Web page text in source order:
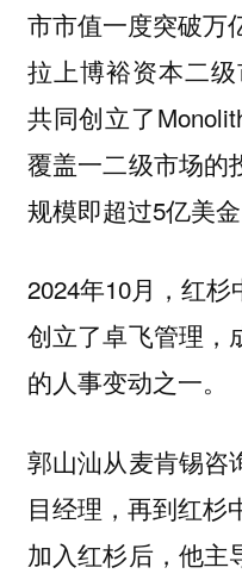
市市值一度突破万
拉上博裕资本二级
共同创立了
覆盖一二级市场的
规模即超过5亿美
2024年10月，红
创立了卓飞管理，
的人事变动之一。
郭山汕从麦肯锡咨
目经理，再到红杉
加入红杉后，他主